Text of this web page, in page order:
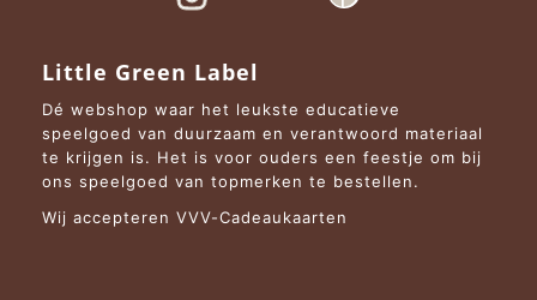
Little Green Label
Dé webshop waar het leukste educatieve
speelgoed van duurzaam en verantwoord materiaal
te krijgen is. Het is voor ouders een feestje om bij
ons speelgoed van topmerken te bestellen.
Wij accepteren VVV-Cadeaukaarten